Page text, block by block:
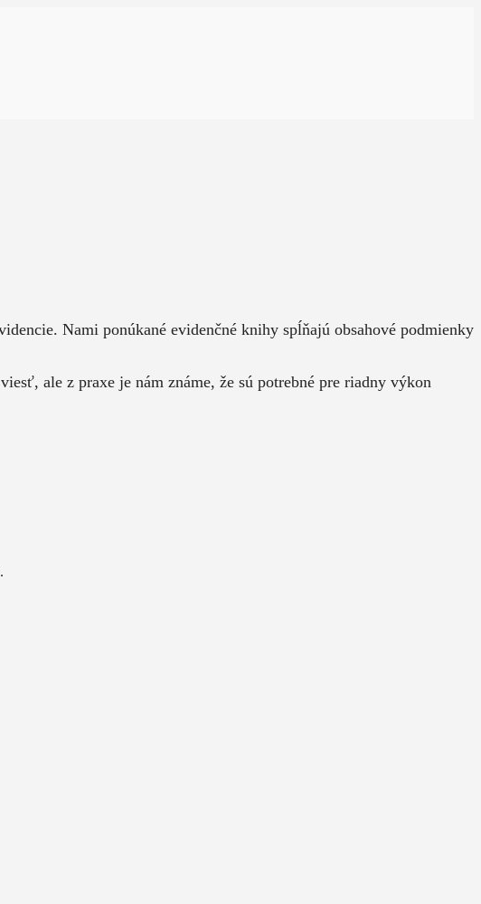
Nami ponúkané evidenčné knihy spĺňajú obsahové podmienky
ale z praxe je nám známe, že sú potrebné pre riadny výkon